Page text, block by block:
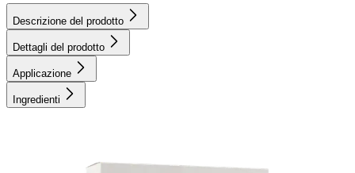
Descrizione del prodotto
Dettagli del prodotto
Applicazione
Ingredienti